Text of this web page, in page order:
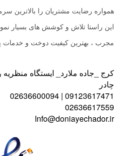
همواره رضایت مشتریان را بالاترین
این راستا تلاش و کوشش های بسیار
مجرب ، بهترین کیفیت دوخت و خدمات
کرج _جاده ملارد_ ایستگاه
چادر
09123617471 | 02636600094
02636617559
Info@doniayechador.ir